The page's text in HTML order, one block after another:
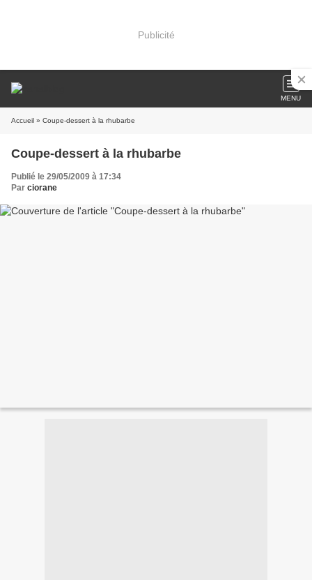
Publicité
MENU
Accueil » Coupe-dessert à la rhubarbe
Coupe-dessert à la rhubarbe
Publié le 29/05/2009 à 17:34
Par ciorane